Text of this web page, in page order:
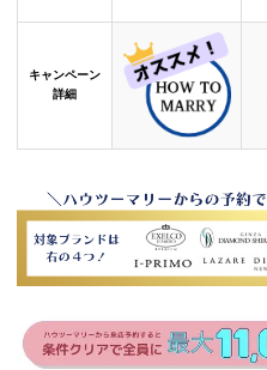
キャンペーン
詳細